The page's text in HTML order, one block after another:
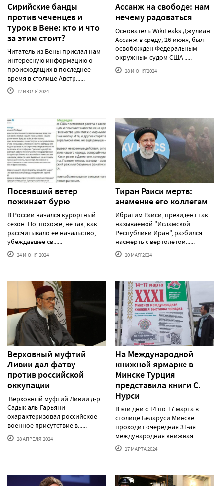
Сирийские банды
против чеченцев и
турок в Вене: кто и что
за этим стоит?
Читатель из Вены прислал нам
интересную информацию о
происходящих в последнее
время в столице Австр......
12 ИЮЛЯ'2024
Ассанж на свободе: нам
нечему радоваться
Основатель WikiLeaks Джулиан
Ассанж в среду, 26 июня, был
освобожден Федеральным
окружным судом США......
28 ИЮНЯ'2024
Посеявший ветер
пожинает бурю
В России начался курортный
сезон. Но, похоже, не так, как
рассчитывало ее начальство,
убеждавшее св......
24 ИЮНЯ'2024
Тиран Раиси мертв:
знамение его коллегам
Ибрагим Раиси, президент так
называемой "Исламской
Республики Иран", разбился
насмерть с вертолетом......
20 МАЯ'2024
Верховный муфтий
Ливии дал фатву
против российской
оккупации
Верховный муфтий Ливии д-р
Садык аль-Гарьяни
охарактеризовал российское
военное присутствие в......
28 АПРЕЛЯ'2024
На Международной
книжной ярмарке в
Минске Турция
представила книги С.
Нурси
В эти дни с 14 по 17 марта в
столице Беларуси Минске
проходит очередная 31-ая
международная книжная ......
17 МАРТА'2024